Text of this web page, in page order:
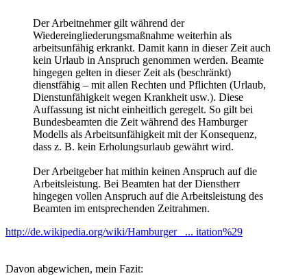
Der Arbeitnehmer gilt während der
Wiedereingliederungsmaßnahme weiterhin als
arbeitsunfähig erkrankt. Damit kann in dieser Zeit auch
kein Urlaub in Anspruch genommen werden. Beamte
hingegen gelten in dieser Zeit als (beschränkt)
dienstfähig – mit allen Rechten und Pflichten (Urlaub,
Dienstunfähigkeit wegen Krankheit usw.). Diese
Auffassung ist nicht einheitlich geregelt. So gilt bei
Bundesbeamten die Zeit während des Hamburger
Modells als Arbeitsunfähigkeit mit der Konsequenz,
dass z. B. kein Erholungsurlaub gewährt wird.
Der Arbeitgeber hat mithin keinen Anspruch auf die
Arbeitsleistung. Bei Beamten hat der Dienstherr
hingegen vollen Anspruch auf die Arbeitsleistung des
Beamten im entsprechenden Zeitrahmen.
http://de.wikipedia.org/wiki/Hamburger_ ... itation%29
Davon abgewichen, mein Fazit: